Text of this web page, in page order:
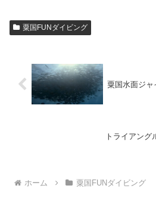
粟国FUNダイビング
粟国水面ジャ
トライアング
ホーム 粟国FUNダイビング